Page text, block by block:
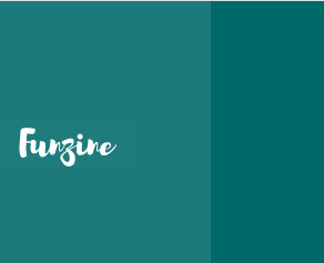
Hunyadi tér